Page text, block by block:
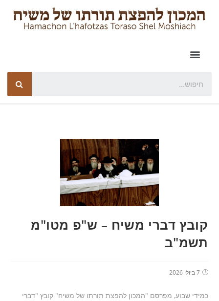
קובץ דברי משיח – ש"פ מטו"מ
תשמ"ב
7 ביולי 2026
כמידי שבוע, מפרסם "המכון להפצת תורתו של משיח" קובץ "דברי